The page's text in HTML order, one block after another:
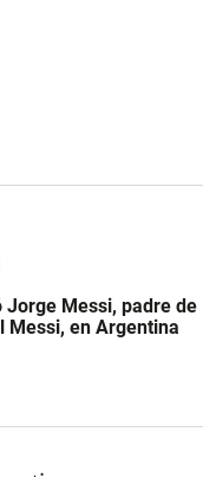
Jorge Messi, padre de
Messi, en Argentina